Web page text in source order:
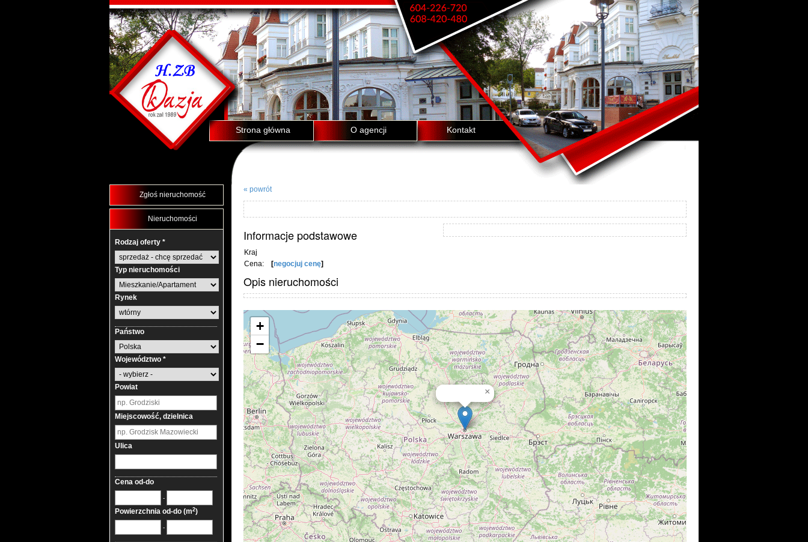
Strona główna O agencji Kontakt
Zgłoś nieruchomość
Nieruchomości
Rodzaj oferty *
Typ nieruchomości
Rynek
Państwo
Województwo *
Powiat
Miejscowość, dzielnica
Ulica
Cena od-do
-
Powierzchnia od-do (m2)
-
« powrót
Informacje podstawowe
Kraj
Cena:
[negocjuj cenę]
Opis nieruchomości
×
+
−